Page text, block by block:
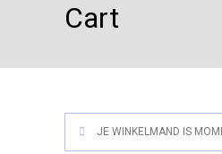
Cart
JE WINKELMAND IS